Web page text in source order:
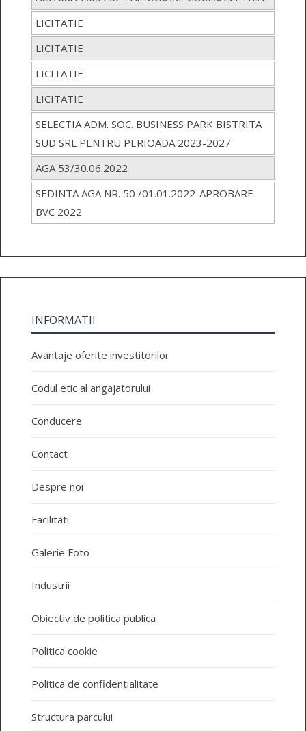
LICITATIE
LICITATIE
LICITATIE
LICITATIE
SELECTIA ADM. SOC. BUSINESS PARK BISTRITA
SUD SRL PENTRU PERIOADA 2023-2027
AGA 53/30.06.2022
SEDINTA AGA NR. 50 /01.01.2022-APROBARE
BVC 2022
INFORMATII
Avantaje oferite investitorilor
Codul etic al angajatorului
Conducere
Contact
Despre noi
Facilitati
Galerie Foto
Industrii
Obiectiv de politica publica
Politica cookie
Politica de confidentialitate
Structura parcului